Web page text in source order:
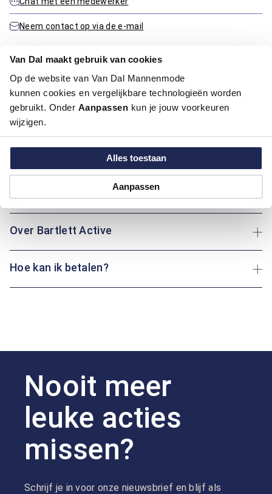
Van Dal maakt gebruik van cookies
Op de website van Van Dal Mannenmode
kunnen cookies en vergelijkbare technologieën worden
gebruikt. Onder Aanpassen kun je jouw voorkeuren
wijzigen.
Alles toestaan
Aanpassen
Neem contact op via de e-mail
Productinformatie
Artikelnummer
1016337-41
Kleur:
Pasvorm:
Regular Fit
Uni motief
Over Bartlett Active
Hoe kan ik betalen?
Nooit meer
leuke acties
missen?
Schrijf je in voor onze nieuwsbrief en blijf als